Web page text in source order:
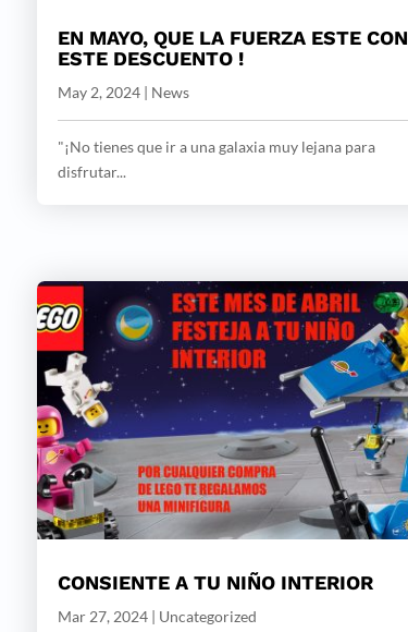
EN MAYO, QUE LA FUERZA ESTE CON
ESTE DESCUENTO !
May 2, 2024| News
"¡No tienes que ir a una galaxia muy lejana para
disfrutar...
CONSIENTE A TU NIÑO INTERIOR
Mar 27, 2024| Uncategorized